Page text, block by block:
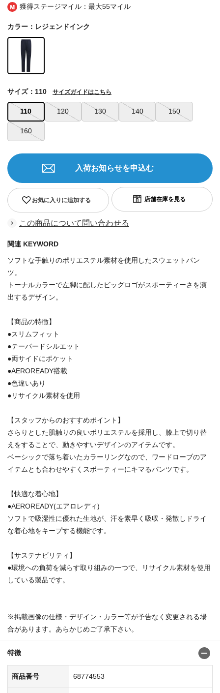
獲得ステージマイル：最大55マイル
カラー：レジェンドインク
110 120 130 140 150
160
サイズ：110 サイズガイドはこちら
お気に入りに追加する
入荷お知らせを申込む
この商品について問い合わせる
関連 KEYWORD
ソフトな手触りのポリエステル素材を使用したスウェットパン
ツ。
トーナルカラーで左脚に配したビッグロゴがスポーティーさを演
出するデザイン。
【商品の特徴】
●スリムフィット
●テーパードシルエット
●両サイドにポケット
●AEROREADY搭載
●色違いあり
●リサイクル素材を使用
【スタッフからのおすすめポイント】
さらりとした肌触りの良いポリエステルを採用し、膝上で切り替
えをすることで、動きやすいデザインのアイテムです。
ベーシックで落ち着いたカラーリングなので、ワードローブのア
イテムとも合わせやすくスポーティーにキマるパンツです。
【快適な着心地】
●AEROREADY(エアロレディ)
ソフトで吸湿性に優れた生地が、汗を素早く吸収・発散しドライ
な着心地をキープする機能です。
【サステナビリティ】
●環境への負荷を減らす取り組みの一つで、リサイクル素材を使用
している製品です。
※掲載画像の仕様・デザイン・カラー等が予告なく変更される場
合があります。あらかじめご了承下さい。
特徴
商品番号 68774553